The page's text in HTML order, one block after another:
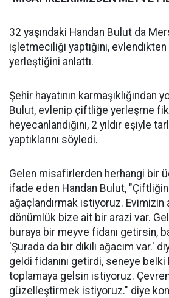
32 yaşındaki Handan Bulut da
işletmeciliği yaptığını,
yerleştiğini anlattı.
Şehir hayatının
Bulut, evlenip çiftliğe yerleşme
heyecanlandığını, 2 yıldır eşiyle
yaptıklarını söyledi.
Gelen misafirlerden herhangi bir
ifade eden Handan Bulut,
ağaçlandırmak istiyoruz. Evimizin
dönümlük bize ait bir arazi var.
buraya bir meyve fidanı getirsin,
'Şurada da bir dikili ağacım var.'
geldi fidanını getirdi, seneye
toplamaya gelsin istiyoruz.
güzelleştirmek istiyoruz." diye